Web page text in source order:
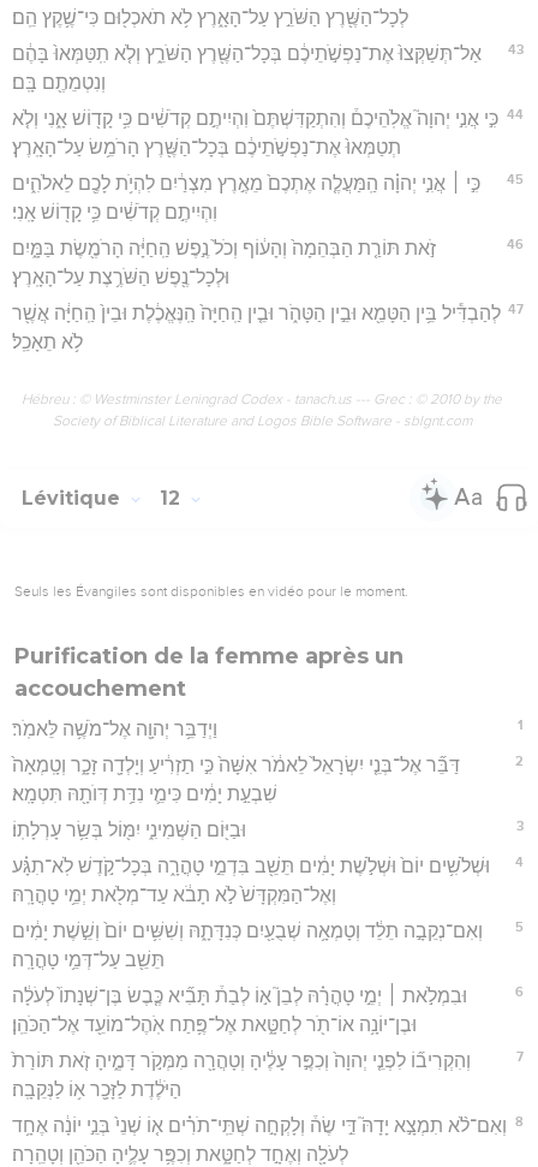
לְכָל־הַשֶּׁ֖רֶץ הַשֹּׁרֵ֣ץ עַל־הָאָ֑רֶץ לֹ֥א תֹאכְל֖וּם כִּי־שֶׁ֥קֶץ הֵֽם׃
43
אַל־תְּשַׁקְּצוּ֙ אֶת־נַפְשֹׁ֣תֵיכֶ֔ם בְּכָל־הַשֶּׁ֖רֶץ הַשֹּׁרֵ֑ץ וְלֹ֤א תִֽטַּמְּאוּ֙ בָּהֶ֔ם
וְנִטְמֵתֶ֖ם בָּֽם׃
44 כִּ֣י אֲנִ֣י יְהוָה֮ אֱלֹֽהֵיכֶם֒ וְהִתְקַדִּשְׁתֶּם֙ וִהְיִיתֶ֣ם קְדֹשִׁ֔ים כִּ֥י קָד֖וֹשׁ אָ֑נִי וְלֹ֤א
תְטַמְּאוּ֙ אֶת־נַפְשֹׁ֣תֵיכֶ֔ם בְּכָל־הַשֶּׁ֖רֶץ הָרֹמֵ֥שׂ עַל־הָאָֽרֶץ׃
45
כִּ֣י ׀ אֲנִ֣י יְהוָ֗ה הַֽמַּעֲלֶ֤ה אֶתְכֶם֙ מֵאֶ֣רֶץ מִצְרַ֔יִם לִהְיֹ֥ת לָכֶ֖ם לֵאלֹהִ֑ים
וִהְיִיתֶ֣ם קְדֹשִׁ֔ים כִּ֥י קָד֖וֹשׁ אָֽנִי׃
46
זֹ֣את תּוֹרַ֤ת הַבְּהֵמָה֙ וְהָע֔וֹף וְכֹל֙ נֶ֣פֶשׁ הַֽחַיָּ֔ה הָרֹמֶ֖שֶׂת בַּמָּ֑יִם
וּלְכָל־נֶ֖פֶשׁ הַשֹּׁרֶ֥צֶת עַל־הָאָֽרֶץ׃
47 לְהַבְדִּ֕יל בֵּ֥ין הַטָּמֵ֖א וּבֵ֣ין הַטָּהֹ֑ר וּבֵ֤ין הַֽחַיָּה֙ הַֽנֶּאֱכֶ֔לֶת וּבֵין֙ הַֽחַיָּ֔ה אֲשֶׁ֖ר
לֹ֥א תֵאָכֵֽל׃
Hébreu : © Westminster Leningrad Codex - tanach.us --- Grec : © 2010 by the
Society of Biblical Literature and Logos Bible Software - sblgnt.com
Lévitique 12
Seuls les Évangiles sont disponibles en vidéo pour le moment.
Purification de la femme après un
accouchement
1 וַיְדַבֵּ֥ר יְהוָ֖ה אֶל־מֹשֶׁ֥ה לֵּאמֹֽר׃
2
דַּבֵּ֞ר אֶל־בְּנֵ֤י יִשְׂרָאֵל֙ לֵאמֹ֔ר אִשָּׁה֙ כִּ֣י תַזְרִ֔יעַ וְיָלְדָ֖ה זָכָ֑ר וְטָֽמְאָה֙
שִׁבְעַ֣ת יָמִ֔ים כִּימֵ֛י נִדַּ֥ת דְּוֺתָ֖הּ תִּטְמָֽא׃
3 וּבַיּ֖וֹם הַשְּׁמִינִ֑י יִמּ֖וֹל בְּשַׂ֥ר עָרְלָתֽוֹ׃
4
וּשְׁלֹשִׁ֥ים יוֹם֙ וּשְׁלֹ֣שֶׁת יָמִ֔ים תֵּשֵׁ֖ב בִּדְמֵ֣י טָהֳרָ֑ה בְּכָל־קֹ֣דֶשׁ לֹֽא־תִגָּ֗ע
וְאֶל־הַמִּקְדָּשׁ֙ לֹ֣א תָבֹ֔א עַד־מְלֹ֖את יְמֵ֥י טָהֳרָֽהּ׃
5
וְאִם־נְקֵבָ֣ה תֵלֵ֔ד וְטָמְאָ֥ה שְׁבֻעַ֖יִם כְּנִדָּתָ֑הּ וְשִׁשִּׁ֥ים יוֹם֙ וְשֵׁ֣שֶׁת יָמִ֔ים
תֵּשֵׁ֖ב עַל־דְּמֵ֥י טָהֳרָֽה׃
6
וּבִמְלֹ֣את ׀ יְמֵ֣י טָהֳרָ֗הּ לְבֵן֮ א֣וֹ לְבַת֒ תָּבִ֞יא כֶּ֤בֶשׂ בֶּן־שְׁנָתוֹ֙ לְעֹלָ֔ה
וּבֶן־יוֹנָ֥ה אוֹ־תֹ֖ר לְחַטָּ֑את אֶל־פֶּ֥תַח אֹֽהֶל־מוֹעֵ֖ד אֶל־הַכֹּהֵֽן׃
7
וְהִקְרִיב֞וֹ לִפְנֵ֤י יְהוָה֙ וְכִפֶּ֣ר עָלֶ֔יהָ וְטָהֲרָ֖ה מִמְּקֹ֣ר דָּמֶ֑יהָ זֹ֤את תּוֹרַת֙
הַיֹּלֶ֔דֶת לַזָּכָ֖ר א֥וֹ לַנְּקֵבָֽה׃
8
וְאִם־לֹ֨א תִמְצָ֣א יָדָהּ֮ דֵּ֣י שֶׂה֒ וְלָקְחָ֣ה שְׁתֵּֽי־תֹרִ֗ים א֤וֹ שְׁנֵי֙ בְּנֵ֣י יוֹנָ֔ה אֶחָ֥ד
לְעֹלָ֖ה וְאֶחָ֣ד לְחַטָּ֑את וְכִפֶּ֥ר עָלֶ֛יהָ הַכֹּהֵ֖ן וְטָהֵֽרָה׃